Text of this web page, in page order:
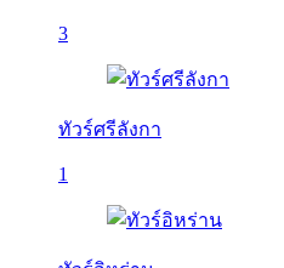
3
ทัวร์ศรีลังกา
1